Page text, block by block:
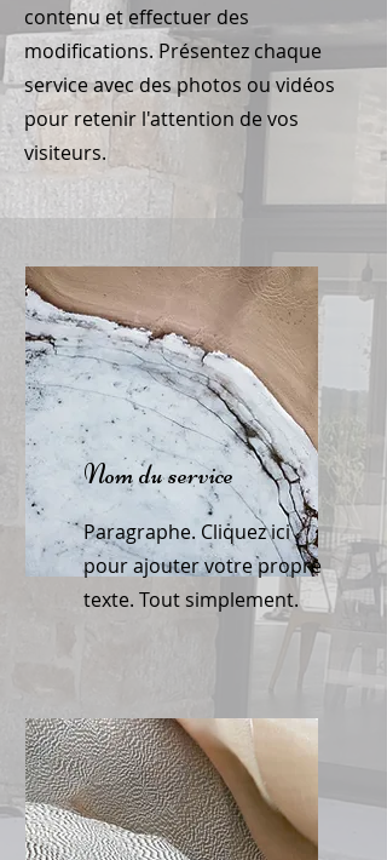
contenu et effectuer des
modifications. Présentez chaque
service avec des photos ou vidéos
pour retenir l'attention de vos
visiteurs.
Nom du service
Paragraphe. Cliquez ici
pour ajouter votre propre
texte. Tout simplement.